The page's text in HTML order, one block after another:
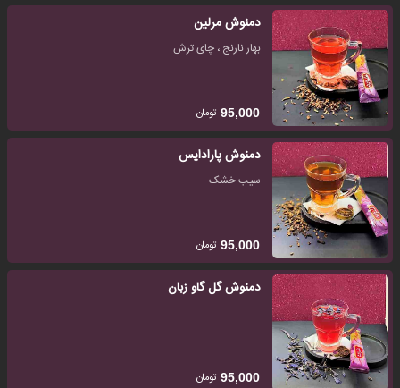
دمنوش مرلین
بهار نارنج ، چای ترش
95,000 تومان
دمنوش پارادایس
سیب خشک
95,000 تومان
دمنوش گل گاو زبان
95,000 تومان